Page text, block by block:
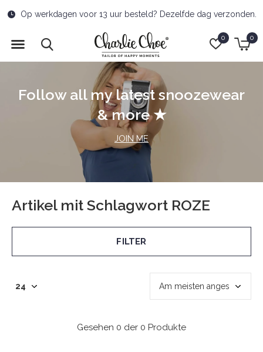
0 0
Op werkdagen voor 13 uur besteld? Dezelfde dag verzonden.
Follow all my latest snoozewear
& more ★
JOIN ME
Artikel mit Schlagwort ROZE
FILTER
Gesehen 0 der 0 Produkte